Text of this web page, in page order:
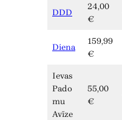
DDD
24,00
€
Diena
159,99
€
Ievas
Pado
mu
Avīze
55,00
€